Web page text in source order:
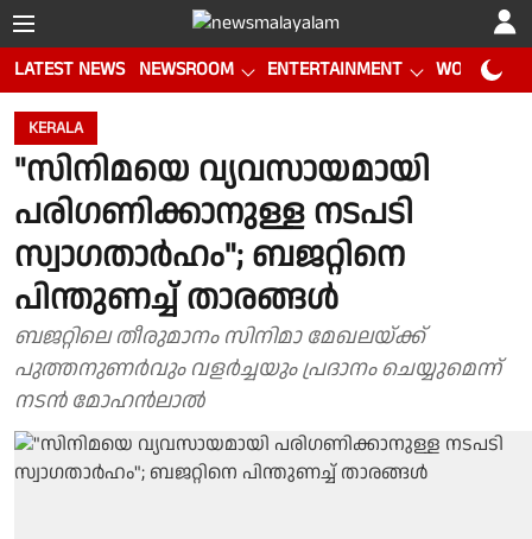
LATEST NEWS NEWSROOM ENTERTAINMENT WORLD CUP
KERALA
"സിനിമയെ വ്യവസായമായി
പരിഗണിക്കാനുള്ള നടപടി
സ്വാഗതാർഹം"; ബജറ്റിനെ
പിന്തുണച്ച് താരങ്ങൾ
ബജറ്റിലെ തീരുമാനം സിനിമാ മേഖലയ്ക്ക്
പുത്തനുണർവും വളർച്ചയും പ്രദാനം ചെയ്യുമെന്ന്
നടൻ മോഹൻലാൽ